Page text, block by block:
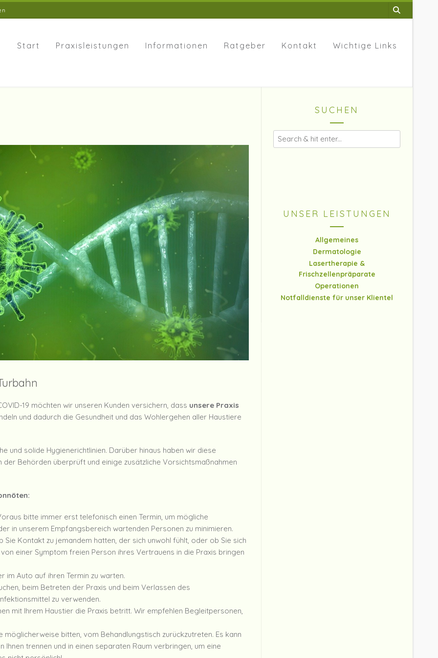
Start Praxisleistungen Informationen Ratgeber Kontakt Wichtige Links
19 möchten wir unseren Kunden versichern, dass unsere Praxis
und dadurch die Gesundheit und das Wohlergehen aller Haustiere
und solide Hygienerichtlinien. Darüber hinaus haben wir diese
Behörden überprüft und einige zusätzliche Vorsichtsmaßnahmen
bitte immer erst telefonisch einen Termin, um mögliche
in unserem Empfangsbereich wartenden Personen zu minimieren.
Sie Kontakt zu jemandem hatten, der sich unwohl fühlt, oder ob Sie sich
einer Symptom freien Person ihres Vertrauens in die Praxis bringen
im Auto auf ihren Termin zu warten.
beim Betreten der Praxis und beim Verlassen des
zu verwenden.
mit Ihrem Haustier die Praxis betritt. Wir empfehlen Begleitpersonen,
bitten, vom Behandlungstisch zurückzutreten. Es kann
trennen und in einen separaten Raum verbringen, um eine
SUCHEN
UNSER LEISTUNGEN
Allgemeines
Dermatologie
Lasertherapie &
Frischzellenpräparate
Operationen
Notfalldienste für unser Klientel